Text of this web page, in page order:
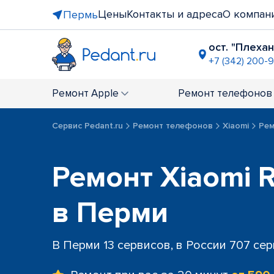
ПермьЦеныКонтакты и адресаО
ост.
+7 (342) 200-
+7 (342)
ТЦ
+7 (342)
Ремонт Apple Ремонт телефонов
Сервис Pedant.ru Ремонт телефонов Xiaomi
Ремонт Xiaomi
в Перми
В Перми 13 сервисов, в России 707